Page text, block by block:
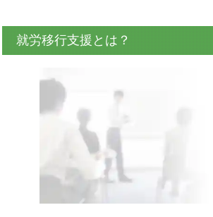
就労移行支援とは？